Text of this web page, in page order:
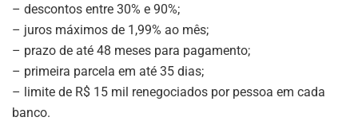
– descontos entre 30% e 90%;
– juros máximos de 1,99% ao mês;
– prazo de até 48 meses para pagamento;
– primeira parcela em até 35 dias;
– limite de R$ 15 mil renegociados por pessoa em cada
banco.